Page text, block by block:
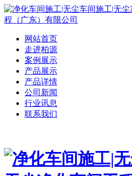
网站首页
走进柏源
案例展示
产品展示
产品详情
公司新闻
行业讯息
联系我们